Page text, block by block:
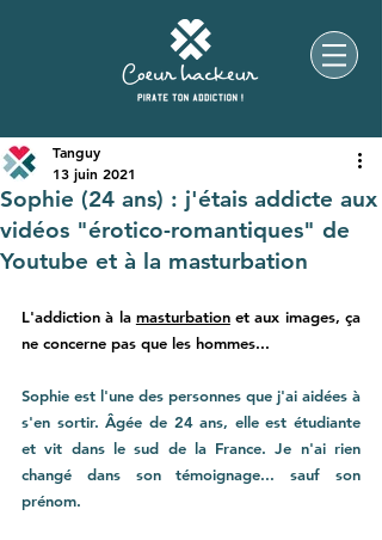
Sophie (24 ans) : j'étais addicte aux
vidéos "érotico-romantiques" de
Youtube et à la masturbation
Tanguy
13 juin 2021
L'addiction à la masturbation et aux images, ça
ne concerne pas que les hommes...
Sophie est l'une des personnes que j'ai aidées à
s'en sortir. Âgée de 24 ans, elle est étudiante
et vit dans le sud de la France. Je n'ai rien
changé dans son témoignage... sauf son
prénom.